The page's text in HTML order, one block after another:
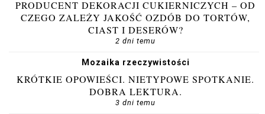
PRODUCENT DEKORACJI CUKIERNICZYCH – OD
CZEGO ZALEŻY JAKOŚĆ OZDÓB DO TORTÓW,
CIAST I DESERÓW?
2 dni temu
Mozaika rzeczywistości
KRÓTKIE OPOWIEŚCI. NIETYPOWE SPOTKANIE.
DOBRA LEKTURA.
3 dni temu